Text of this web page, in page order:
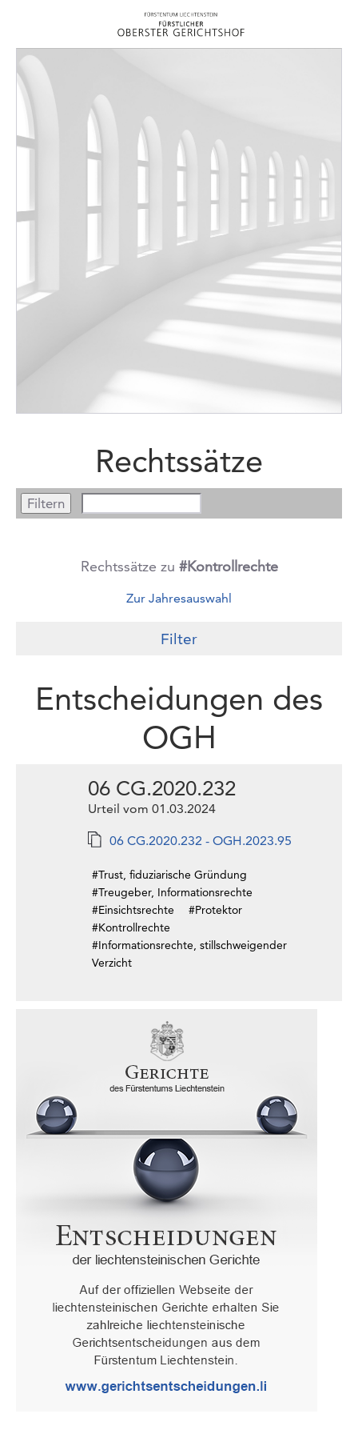
Rechtssätze
Rechtssätze zu #Kontrollrechte
Zur Jahresauswahl
Filter
Entscheidungen des
OGH
06 CG.2020.232
Urteil vom 01.03.2024
06 CG.2020.232 - OGH.2023.95
#Trust, fiduziarische Gründung
#Treugeber, Informationsrechte
#Einsichtsrechte
#Protektor
#Kontrollrechte
#Informationsrechte, stillschweigender
Verzicht